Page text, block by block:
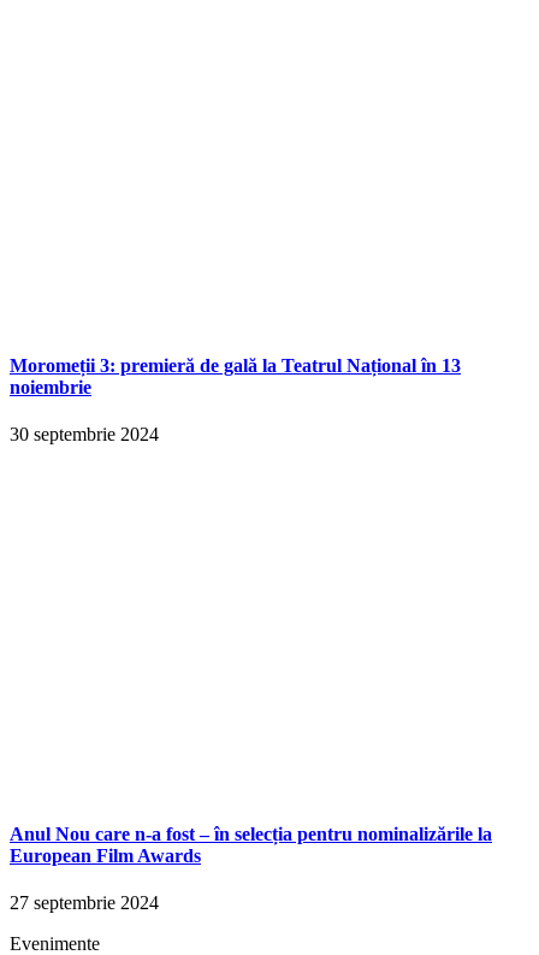
Moromeții 3: premieră de gală la Teatrul Național în 13
noiembrie
30 septembrie 2024
Anul Nou care n-a fost – în selecția pentru nominalizările la
European Film Awards
27 septembrie 2024
Evenimente